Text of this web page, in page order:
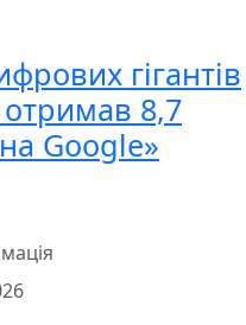
гігантів
8,7
Google»